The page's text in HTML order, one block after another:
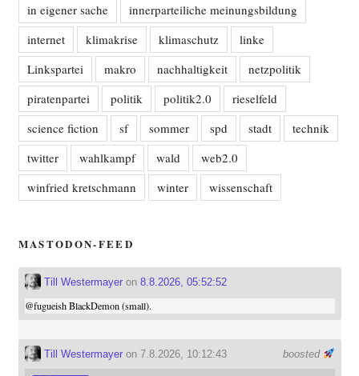
in eigener sache
innerparteiliche meinungsbildung
internet
klimakrise klimaschutz
linke
Linkspartei
makro nachhaltigkeit
netzpolitik
piratenpartei
politik politik2.0
rieselfeld
science fiction
sf sommer spd stadt
technik
twitter
wahlkampf wald
web2.0
winfried kretschmann
winter wissenschaft
MASTODON-FEED
Till Westermayeron 8.8.2026, 05:52:52
@fugueishBlackDemon (small).
boosted
Till Westermayeron 7.8.2026, 10:12:43